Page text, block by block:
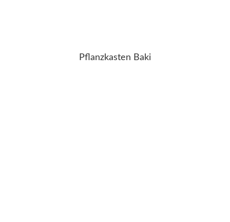
Pflanzkasten Baki